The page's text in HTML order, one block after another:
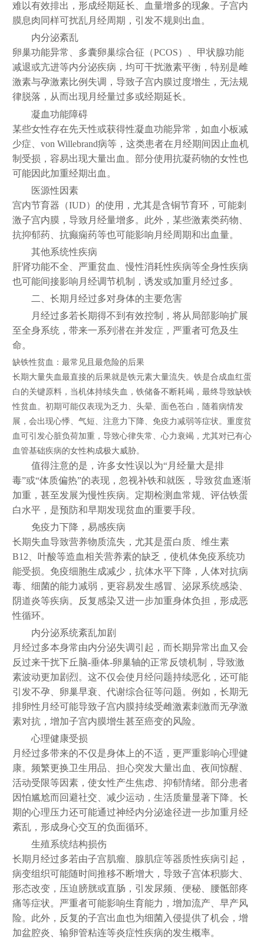
难以有效排出，形成经期延长、血量增多的现象。子宫内
膜息肉同样可扰乱月经周期，引发不规则出血。
内分泌紊乱
卵巢功能异常、多囊卵巢综合征（PCOS）、甲状腺功能
减退或亢进等内分泌疾病，均可干扰激素平衡，特别是雌
激素与孕激素比例失调，导致子宫内膜过度增生，无法规
律脱落，从而出现月经量过多或经期延长。
凝血功能障碍
某些女性存在先天性或获得性凝血功能异常，如血小板减
少症、von Willebrand病等，这类患者在月经期间因止血机
制受损，容易出现大量出血。部分使用抗凝药物的女性也
可能因此加重经期出血。
医源性因素
宫内节育器（IUD）的使用，尤其是含铜节育环，可能刺
激子宫内膜，导致月经量增多。此外，某些激素类药物、
抗抑郁药、抗癫痫药等也可能影响月经周期和出血量。
其他系统性疾病
肝肾功能不全、严重贫血、慢性消耗性疾病等全身性疾病
也可能间接影响月经调节机制，诱发或加重月经过多。
二、长期月经过多对身体的主要危害
月经过多若长期得不到有效控制，将从局部影响扩展
至全身系统，带来一系列潜在并发症，严重者可危及生
命。
缺铁性贫血：最常见且最危险的后果
长期大量失血最直接的后果就是铁元素大量流失。铁是合成血红蛋
白的关键原料，当机体持续失血，铁储备不断耗竭，最终导致缺铁
性贫血。初期可能仅表现为乏力、头晕、面色苍白，随着病情发
展，会出现心悸、气短、注意力下降、免疫力减弱等症状。重度贫
血可引发心脏负荷加重，导致心律失常、心力衰竭，尤其对已有心
血管基础疾病的女性构成极大威胁。
值得注意的是，许多女性误以为“月经量大是排
毒”或“体质偏热”的表现，忽视补铁和就医，导致贫血逐渐
加重，甚至发展为慢性疾病。定期检测血常规、评估铁蛋
白水平，是预防和早期发现贫血的重要手段。
免疫力下降，易感疾病
长期失血导致营养物质流失，尤其是蛋白质、维生素
B12、叶酸等造血相关营养素的缺乏，使机体免疫系统功
能受损。免疫细胞生成减少，抗体水平下降，人体对抗病
毒、细菌的能力减弱，更容易发生感冒、泌尿系统感染、
阴道炎等疾病。反复感染又进一步加重身体负担，形成恶
性循环。
内分泌系统紊乱加剧
月经过多本身常由内分泌失调引起，而长期异常出血又会
反过来干扰下丘脑-垂体-卵巢轴的正常反馈机制，导致激
素波动更加剧烈。这不仅会使月经问题持续恶化，还可能
引发不孕、卵巢早衰、代谢综合征等问题。例如，长期无
排卵性月经可能导致子宫内膜持续受雌激素刺激而无孕激
素对抗，增加子宫内膜增生甚至癌变的风险。
心理健康受损
月经过多带来的不仅是身体上的不适，更严重影响心理健
康。频繁更换卫生用品、担心突发大量出血、夜间惊醒、
活动受限等因素，使女性产生焦虑、抑郁情绪。部分患者
因怕尴尬而回避社交、减少运动，生活质量显著下降。长
期的心理压力还可能通过神经内分泌途径进一步加重月经
紊乱，形成身心交互的负面循环。
生殖系统结构损伤
长期月经过多若由子宫肌瘤、腺肌症等器质性疾病引起，
病变组织可能随时间推移不断增大，导致子宫体积膨大、
形态改变，压迫膀胱或直肠，引发尿频、便秘、腰骶部疼
痛等症状。严重者可能影响生育能力，增加流产、早产风
险。此外，反复的子宫出血也为细菌入侵提供了机会，增
加盆腔炎、输卵管粘连等炎症性疾病的发生概率。